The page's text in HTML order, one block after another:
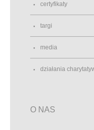
certyfikaty
targi
media
działania
O NAS